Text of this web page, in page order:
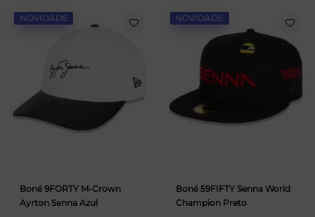
NOVIDADE
Boné 9FORTY M-Crown
Ayrton Senna Azul
NOVIDADE
Boné 59FIFTY Senna World
Champion Preto